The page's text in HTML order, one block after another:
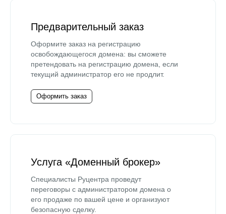
Предварительный заказ
Оформите заказ на регистрацию
освобождающегося домена: вы сможете
претендовать на регистрацию домена, если
текущий администратор его не продлит.
Оформить заказ
Услуга «Доменный брокер»
Специалисты Руцентра проведут
переговоры с администратором домена о
его продаже по вашей цене и организуют
безопасную сделку.